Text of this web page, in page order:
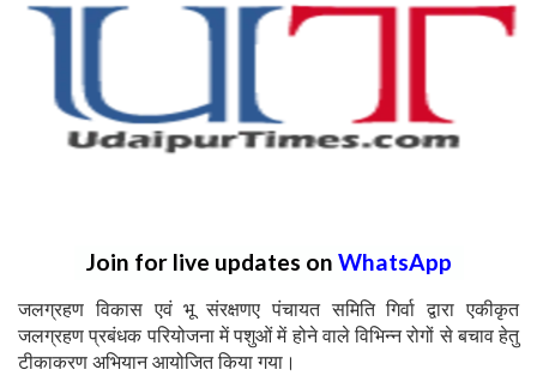
Join for live updates on WhatsApp
जलग्रहण विकास एवं भू संरक्षणए पंचायत समिति गिर्वा द्वारा एकीकृत
जलग्रहण प्रबंधक परियोजना में पशुओं में होने वाले विभिन्न रोगों से बचाव हेतु
टीकाकरण अभियान आयोजित किया गया।